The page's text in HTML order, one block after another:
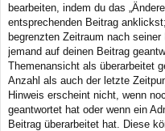
bearbeiten, indem du das
entsprechenden Beitrag
begrenzten Zeitraum nach
jemand auf deinen Beitrag
Themenansicht als überarbeitet
Anzahl als auch der letzte
Hinweis erscheint nicht, wenn
geantwortet hat oder wenn ein
Beitrag überarbeitet hat. Diese